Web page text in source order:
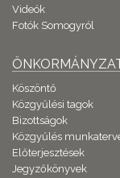
Videók
Fotók Somogyról
Köszöntő
Közgyűlési tagok
Bizottságok
Közgyűlés
Előterjesztések
Jegyzőkönyvek